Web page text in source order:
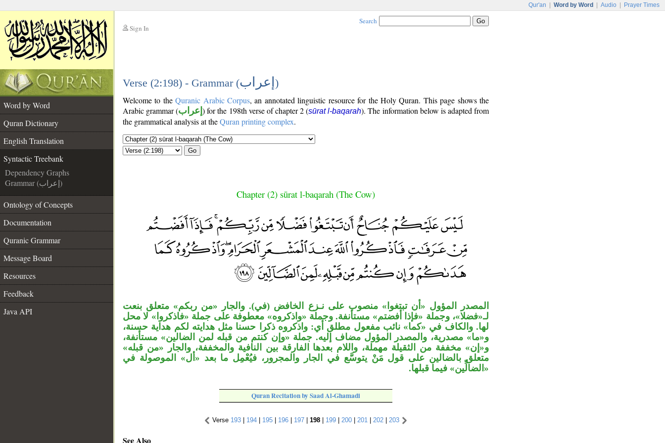
Qur'an Word by Word Audio Prayer Times
Sign In
Search
Verse (2:198) - Grammar (إعراب )
Word by Word
Quran Dictionary
English Translation
Syntactic Treebank
Dependency Graphs
Grammar (إعراب)
Ontology of Concepts
Documentation
Quranic Grammar
Message Board
Resources
Feedback
Java API
Welcome to theQuranic Arabic Corpus, an annotated linguistic resource for the Holy Quran. This page shows the
Arabic grammar (إعراب) for the 198th verse of chapter 2 (sūrat l-baqarah). The information below is adapted from
the grammatical analysis at theQuran printing complex.
Go
Chapter (2) sūrat l-baqarah (The Cow)
المصدر المؤول «أن تبتغوا» منصوب على نـزع الخافض (في). والجار «من ربكم» متعلق بنعت
لـ«فضلا»، وجملة «فإذا أفضتم» مستأنفة. وجملة «واذكروه» معطوفة على جملة «فاذكروا» لا محل
لها. والكاف في «كما» نائب مفعول مطلق أي: واذكروه ذكرا حسنا مثل هدايته لكم هداية حسنة،
و«ما» مصدرية، والمصدر المؤول مضاف إليه. جملة «وإن كنتم من قبله لمن الضالين» مستأنفة،
و«إن» مخففة من الثقيلة مهملة، واللام بعدها الفارقة بين النافية والمخففة، والجار «من قبله»
متعلق بالضالين على قول مَنْ يتوسَّع في الجار والمجرور، فيُعْمِل ما بعد «أل» الموصولة في
«الضالِّين» فيما قبلها.
Quran Recitation by Saad Al-Ghamadi
Verse 193 194 195 196 197 198 199 200 201 202 203
See Also